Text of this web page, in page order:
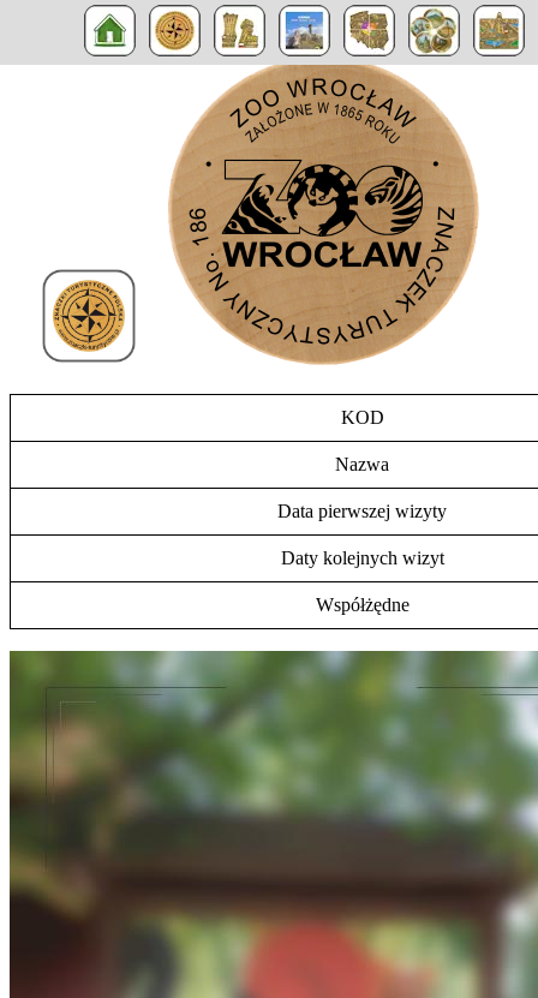
KOD
Nazwa
Data pierwszej wizyty
Daty kolejnych wizyt
Współżędne